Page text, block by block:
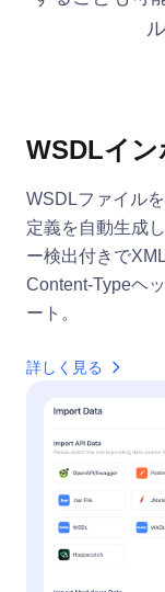
WSDLイ
WSDLファイル
定義を自動生成
ー検出付きで
Content-Typeヘ
ート。
詳しく見る